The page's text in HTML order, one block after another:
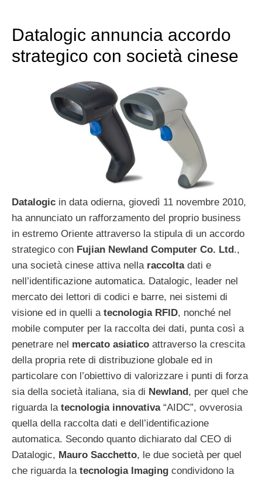
Datalogic annuncia accordo
strategico con società cinese
Datalogic in data odierna, giovedì 11 novembre 2010,
ha annunciato un rafforzamento del proprio business
in estremo Oriente attraverso la stipula di un accordo
strategico con Fujian Newland Computer Co. Ltd.,
una società cinese attiva nella raccoltadati e
nell’identificazione automatica. Datalogic, leader nel
mercato dei lettori di codici e barre, nei sistemi di
visione ed in quelli a tecnologia RFID, nonché nel
mobile computer per la raccolta dei dati, punta così a
penetrare nel mercato asiatico attraverso la crescita
della propria rete di distribuzione globale ed in
particolare con l’obiettivo di valorizzare i punti di forza
sia della società italiana, sia di Newland, per quel che
riguarda la tecnologia innovativa“AIDC”, ovverosia
quella della raccolta dati e dell’identificazione
automatica. Secondo quanto dichiarato dal CEO di
Datalogic, Mauro Sacchetto, le due società per quel
che riguarda la tecnologia Imaging condividono la